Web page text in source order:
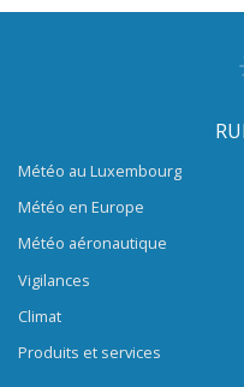
Météo au Luxembourg
Météo en Europe
Météo aéronautique
Vigilances
Climat
Produits et services